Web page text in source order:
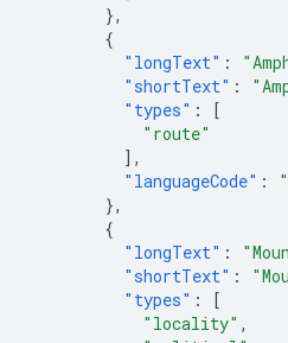
},
{
"longText" :
"shortText" :
"types" :
[
"route"
],
"languageCode" :
},
{
"longText" :
"shortText" :
"types" :
[
"locality" ,